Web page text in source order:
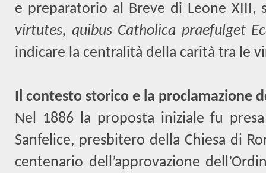
e preparatorio al Breve di Leone XIII,
virtutes, quibus Catholica praefulget
indicare la centralità della carità tra le
Il contesto storico e la proclamazione
Nel 1886 la proposta iniziale fu
Sanfelice, presbitero della Chiesa di
centenario dell’approvazione